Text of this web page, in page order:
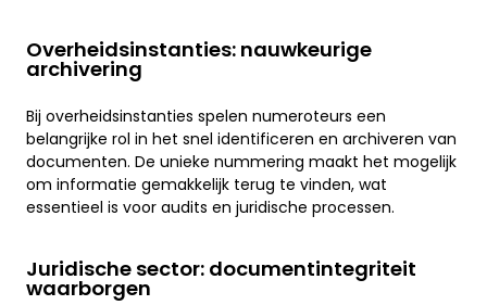
Overheidsinstanties: nauwkeurige
archivering
Bij overheidsinstanties spelen numeroteurs een
belangrijke rol in het snel identificeren en archiveren van
documenten. De unieke nummering maakt het mogelijk
om informatie gemakkelijk terug te vinden, wat
essentieel is voor audits en juridische processen.
Juridische sector: documentintegriteit
waarborgen